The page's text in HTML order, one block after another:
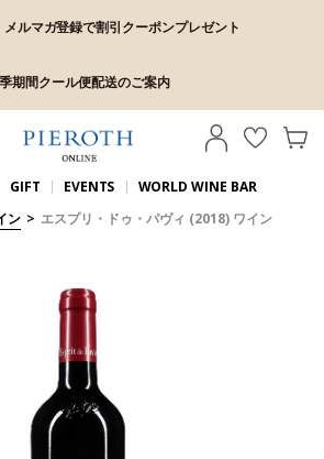
メルマガ登録で割引クーポンプレゼント
期間クール便配送のご案内
GIFT EVENTS
WORLD WINE BAR
ン > エスプリ・ドゥ・パヴィ (2018) ワイン